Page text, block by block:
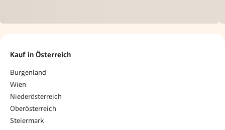
Kauf in Österreich
Burgenland
Wien
Niederösterreich
Oberösterreich
Steiermark